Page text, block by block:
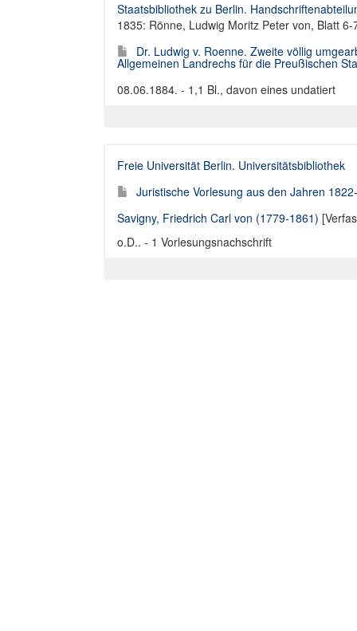
Staatsbibliothek zu Berlin.
1835: Rönne, Ludwig Moritz Peter von, Blatt 6-
Dr. Ludwig v. Roenne. Zweite völlig
Allgemeinen Landrechs für die Preußischen
08.06.1884. - 1,1 Bl., davon eines undatiert
Freie Universität Berlin. Universitätsbibliothek
Juristische Vorlesung aus den Jahren
Savigny, Friedrich Carl von (1779-1861)
o.D.. - 1 Vorlesungsnachschrift